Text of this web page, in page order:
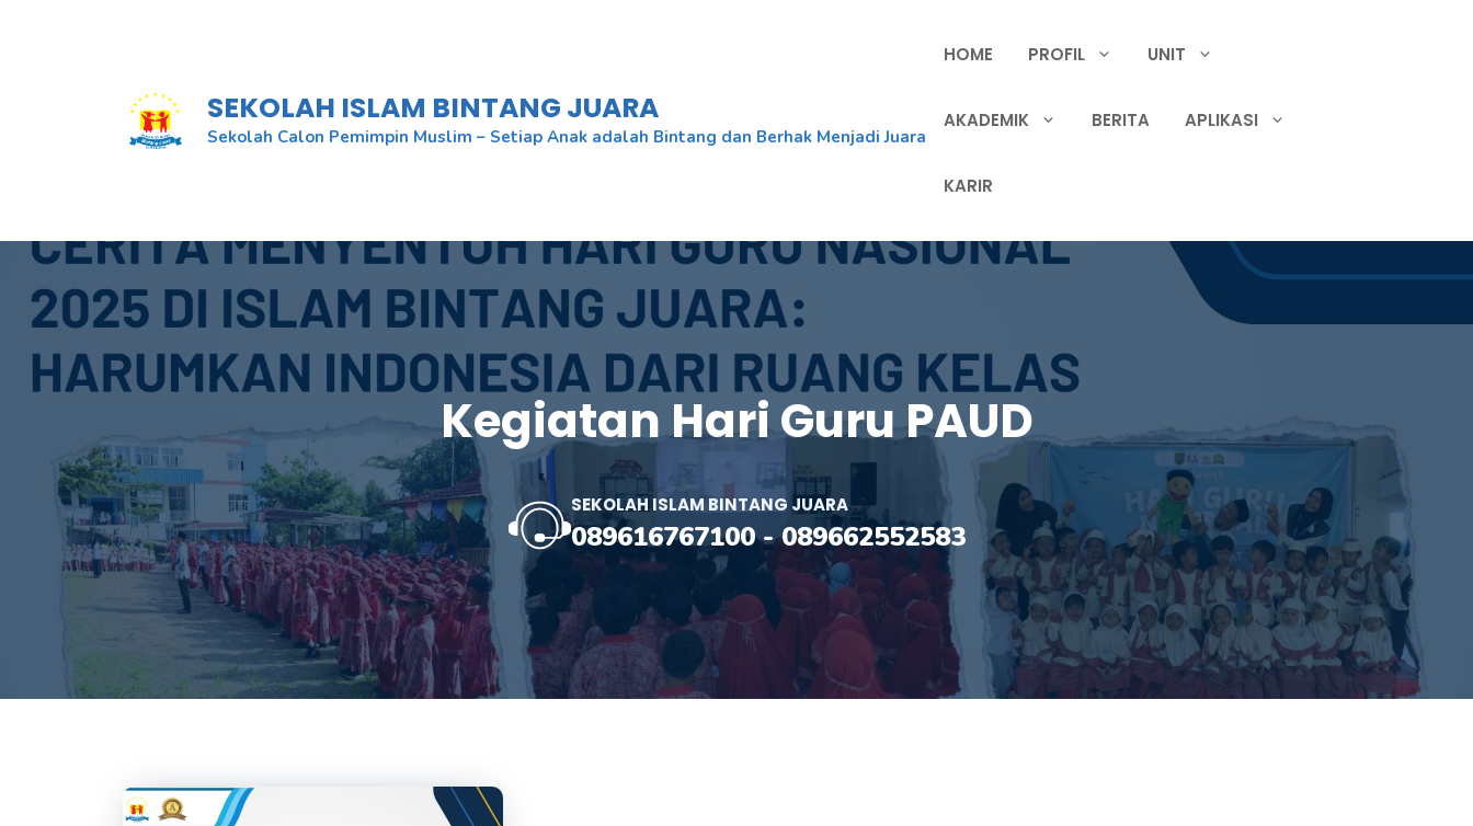
SEKOLAH ISLAM BINTANG JUARA
Sekolah Calon Pemimpin Muslim – Setiap Anak adalah Bintang dan Berhak Menjadi Juara
HOME PROFIL UNIT
AKADEMIK BERITA APLIKASI
KARIR
Kegiatan Hari Guru PAUD
SEKOLAH ISLAM BINTANG JUARA
089616767100-089662552583